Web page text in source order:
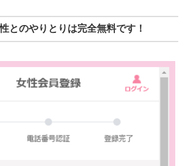
とのやりとりは完全無料です！